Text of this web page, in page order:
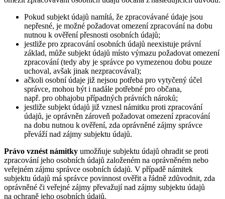
Pokud subjekt údajů namítá, že zpracovávané údaje jsou
nepřesné, je možné požadovat omezení zpracování na dobu
nutnou k ověření přesnosti osobních údajů;
jestliže pro zpracování osobních údajů neexistuje právní
základ, může subjekt údajů místo výmazu požadovat omezení
zpracování (tedy aby je správce po vymezenou dobu pouze
uchoval, avšak jinak nezpracovával);
ačkoli osobní údaje již nejsou potřeba pro vytyčený účel
správce, mohou být i nadále potřebné pro občana,
např. pro obhajobu případných právních nároků;
jestliže subjekt údajů již vznesl námitku proti zpracování
údajů, je oprávněn zároveň požadovat omezení zpracování
na dobu nutnou k ověření, zda oprávněné zájmy správce
převáží nad zájmy subjektu údajů.
Právo vznést námitky umožňuje subjektu údajů ohradit se proti
zpracování jeho osobních údajů založeném na oprávněném nebo
veřejném zájmu správce osobních údajů. V případě námitek
subjektu údajů má správce povinnost ověřit a řádně zdůvodnit, zda
oprávněné či veřejné zájmy převažují nad zájmy subjektu údajů
na ochraně jeho osobních údajů.